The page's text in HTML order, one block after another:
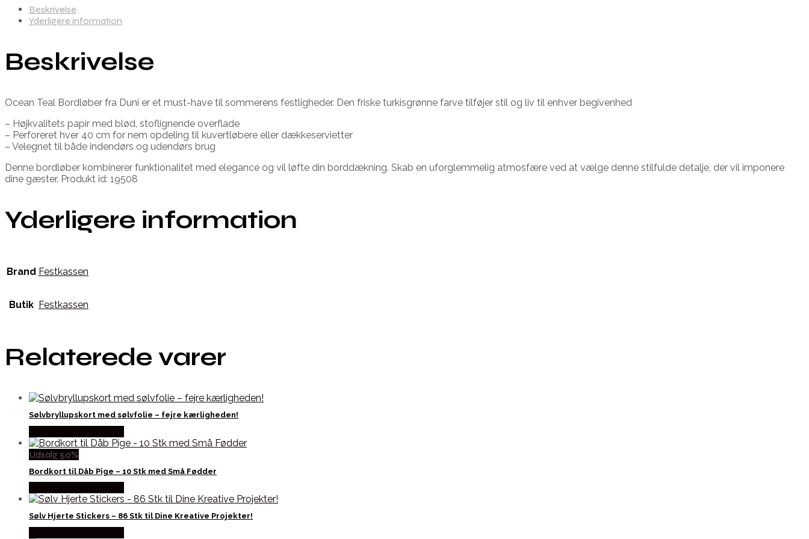
Beskrivelse
Yderligere information
Beskrivelse
Ocean Teal Bordløber fra Duni er et must-have til sommerens festligheder. Den friske turkisgrønne farve tilføjer stil og liv til enhver begivenhed
– Højkvalitets papir med blød, stoflignende overflade
– Perforeret hver 40 cm for nem opdeling til kuvertløbere eller dækkeservietter
– Velegnet til både indendørs og udendørs brug
Denne bordløber kombinerer funktionalitet med elegance og vil løfte din borddækning. Skab en uforglemmelig atmosfære ved at vælge denne stilfulde detalje, der vil imponere
dine gæster. Produkt id: 19508
Yderligere information
Brand Festkassen
Butik Festkassen
Relaterede varer
Sølvbryllupskort med sølvfolie – fejre kærligheden!
Udsalg 50%
Bordkort til Dåb Pige – 10 Stk med Små Fødder
Sølv Hjerte Stickers – 86 Stk til Dine Kreative Projekter!